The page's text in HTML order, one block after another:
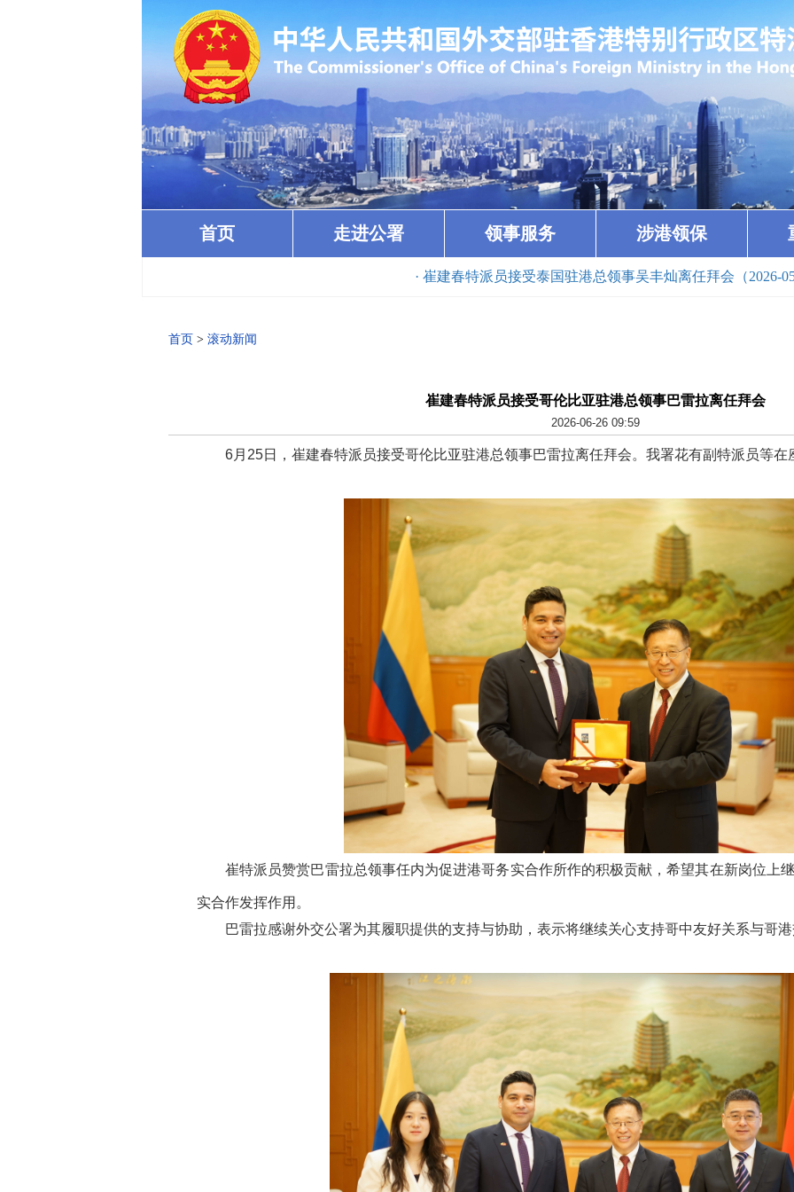
首页 走进公署 领事服务 涉港领保
· 崔建春特派员接受泰国驻港总领事吴丰灿离任拜会（2026-05-29）
首页 > 滚动新闻
崔建春特派员接受哥伦比亚驻港总领事巴雷拉离任拜会
2026-06-26 09:59
6月25日，崔建春特派员接受哥伦比亚驻港总领事巴雷拉离任拜会。我署花有副特派员等在
崔特派员赞赏巴雷拉总领事任内为促进港哥务实合作所作的积极贡献，希望其在新岗位上
实合作发挥作用。
巴雷拉感谢外交公署为其履职提供的支持与协助，表示将继续关心支持哥中友好关系与哥